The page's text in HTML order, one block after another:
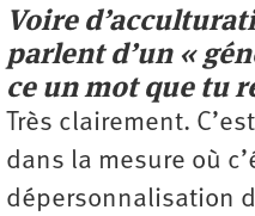
Voire
parlent d’un «
ce un mot que tu
Très clairement.
dans la mesure où
dépersonnalisation